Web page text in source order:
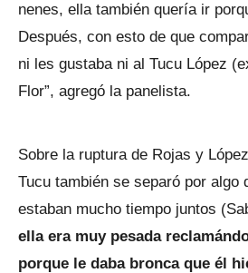
nenes, ella también quería ir
Después, con esto de que
ni les gustaba ni al Tucu López
Flor”, agregó la panelista.
Sobre la ruptura de Rojas y
Tucu también se separó por algo
estaban mucho tiempo juntos
ella era muy pesada
porque le daba bronca que él